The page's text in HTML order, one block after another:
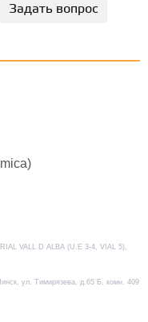
Задать вопрос
VALL D ALBA (U.E 3-4, VIAL 5),
ул. Тимирязева, д.65 Б, комн. 409